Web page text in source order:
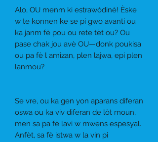
Alo, OU menm ki estrawòdinè! Èske
w te konnen ke se pi gwo avanti ou
ka janm fè pou ou rete tèt ou? Ou
pase chak jou avè OU—donk poukisa
ou pa fè l amizan, plen lajwa, epi plen
lanmou?
Se vre, ou ka gen yon aparans diferan
oswa ou ka viv diferan de lòt moun,
men sa pa fè lavi w mwens espesyal.
Anfèt, sa fè istwa w la vin pi